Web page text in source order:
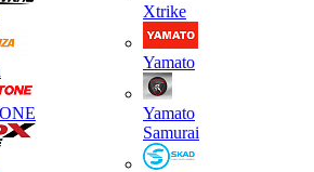
Xtrike
Yamato
Yamato
Samurai